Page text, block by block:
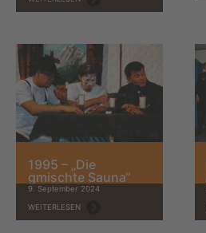
1995 – „Die
gmischte Sauna“
9. September 2024
WEITERLESEN